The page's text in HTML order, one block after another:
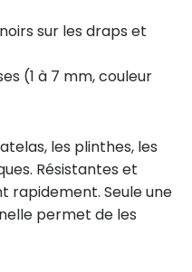
sur les draps et
(1 à 7 mm, couleur
les plinthes, les
Résistantes et
rapidement. Seule une
permet de les